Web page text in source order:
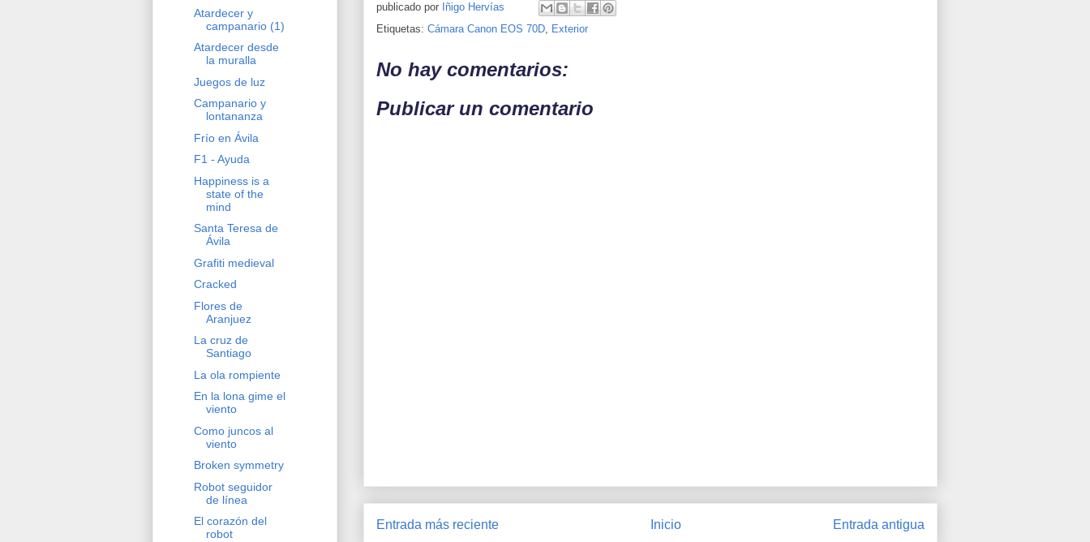
publicado por Iñigo Hervías
Etiquetas: Cámara Canon EOS 70D, Exterior
No hay comentarios:
Publicar un comentario
Entrada más reciente Entrada antigua
Inicio
Atardecer y
campanario (1)
Atardecer desde
la muralla
Juegos de luz
Campanario y
lontananza
Frío en Ávila
F1 - Ayuda
Happiness is a
state of the
mind
Santa Teresa de
Ávila
Grafiti medieval
Cracked
Flores de
Aranjuez
La cruz de
Santiago
La ola rompiente
En la lona gime el
viento
Como juncos al
viento
Broken symmetry
Robot seguidor
de línea
El corazón del
robot